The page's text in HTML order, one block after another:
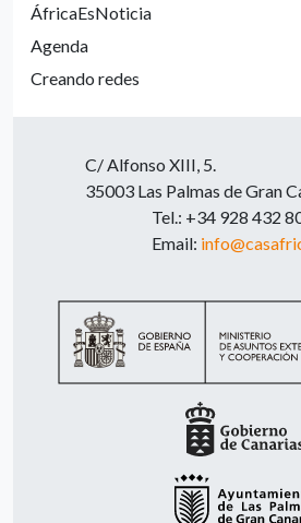
ÁfricaEsNoticia
Agenda
Creando redes
C/ Alfonso XIII, 5.
35003 Las Palmas de Gran
Tel.: +34 928 432
Email: